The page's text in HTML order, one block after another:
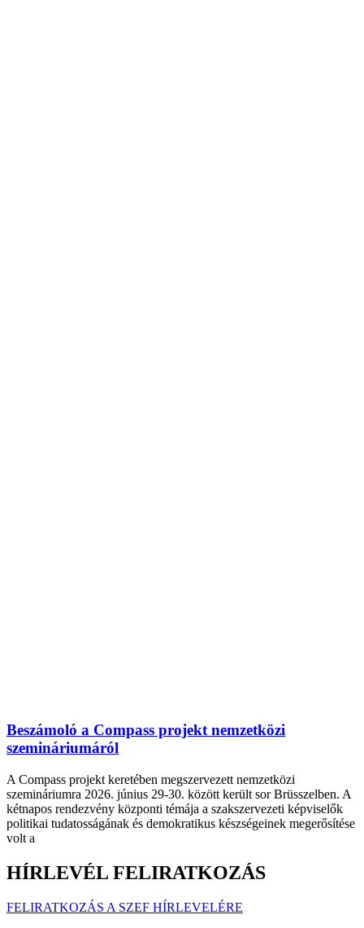
Beszámoló a Compass projekt nemzetközi
szemináriumáról
A Compass projekt keretében megszervezett nemzetközi
szemináriumra 2026. június 29-30. között került sor Brüsszelben. A
kétnapos rendezvény központi témája a szakszervezeti képviselők
politikai tudatosságának és demokratikus készségeinek megerősítése
volt a
HÍRLEVÉL FELIRATKOZÁS
FELIRATKOZÁS A SZEF HÍRLEVELÉRE